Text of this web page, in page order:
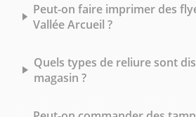
Peut-on faire imprimer des
Vallée Arcueil ?
Quels types de reliure sont
magasin ?